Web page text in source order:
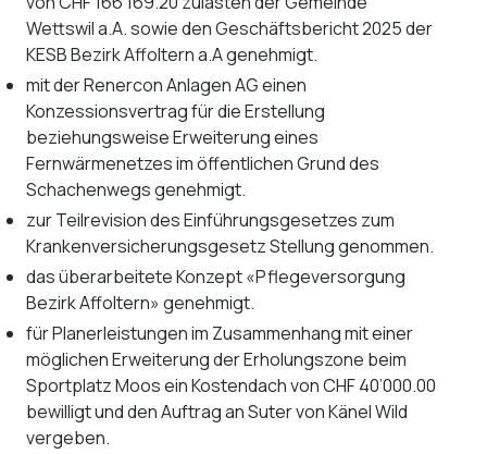
Wettswil a.A. sowie den Geschäftsbericht 2025 der
KESB Bezirk Affoltern a.A genehmigt.
mit der Renercon Anlagen AG einen
Konzessionsvertrag für die Erstellung
beziehungsweise Erweiterung eines
Fernwärmenetzes im öffentlichen Grund des
Schachenwegs genehmigt.
zur Teilrevision des Einführungsgesetzes zum
Krankenversicherungsgesetz Stellung genommen.
das überarbeitete Konzept «Pflegeversorgung
Bezirk Affoltern» genehmigt.
für Planerleistungen im Zusammenhang mit einer
möglichen Erweiterung der Erholungszone beim
Sportplatz Moos ein Kostendach von CHF 40’000.00
bewilligt und den Auftrag an Suter von Känel Wild
vergeben.